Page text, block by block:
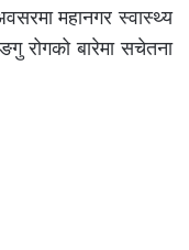
महानगर स्वास्थ्य
रोगको बारेमा सचेतना